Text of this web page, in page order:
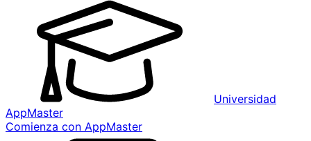
Universidad
AppMaster
Comienza con AppMaster